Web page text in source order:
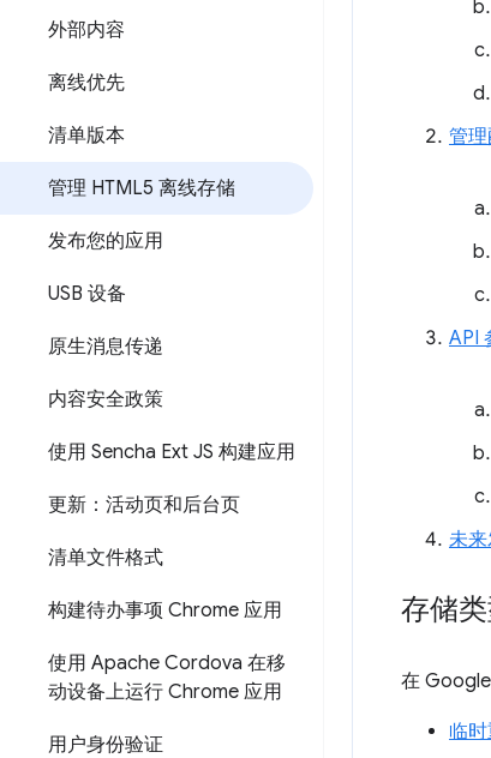
外部内容
离线优先
清单版本
管理 HTML5 离线存储
发布您的应用
USB 设备
原生消息传递
内容安全政策
使用 Sencha Ext JS 构建应用
更新：活动页和后台页
清单文件格式
构建待办事项 Chrome 应用
使用 Apache Cordova 在移
动设备上运行 Chrome 应用
用户身份验证
管
API
未
存储
在
临